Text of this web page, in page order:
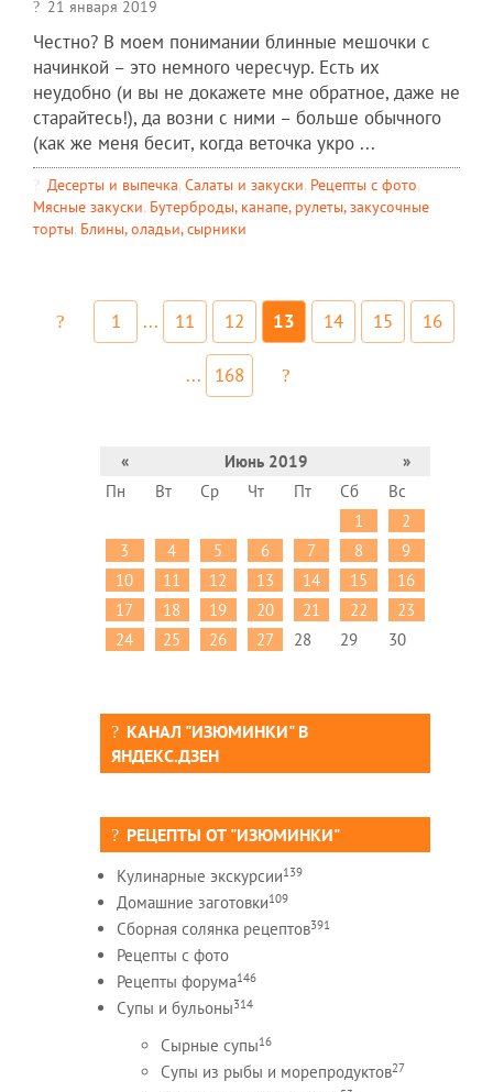
21 января 2019
Честно? В моем понимании блинные мешочки с
начинкой – это немного чересчур. Есть их
неудобно (и вы не докажете мне обратное, даже не
старайтесь!), да возни с ними – больше обычного
(как же меня бесит, когда веточка укро ...
Десерты и выпечка, Салаты и закуски, Рецепты c фото,
Мясные закуски, Бутерброды, канапе, рулеты, закусочные
торты, Блины, оладьи, сырники
1 ... 11 12 13 14 15 16
... 168
« Июнь 2019
»
Пн
Вт Ср Чт Пт Сб
Вс
1
2
3
4 5 6 7 8
9
10
11 12 13 14 15
16
17
18 19 20 21 22
23
24
25 26 27 28 29 30
КАНАЛ "ИЗЮМИНКИ" В
ЯНДЕКС.ДЗЕН
РЕЦЕПТЫ ОТ "ИЗЮМИНКИ"
Кулинарные экскурсии139
Домашние заготовки109
Сборная солянка рецептов391
Рецепты c фото
Рецепты форума146
Супы и бульоны314
Сырные супы16
Супы из рыбы и морепродуктов27